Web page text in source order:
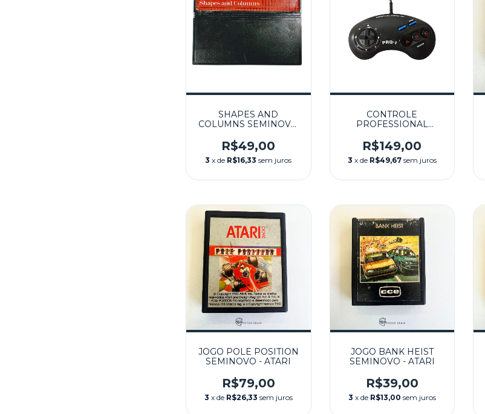
SHAPES AND
COLUMNS SEMINOVO
R$49,00
3 x de R$16,33 sem juros
CONTROLE
PROFESSIONAL
SEMINOVO -
ATARI/MASTER
SYSTEM
R$149,00
3 x de R$49,67 sem juros
JOGO POLE POSITION
SEMINOVO - ATARI
R$79,00
3 x de R$26,33 sem juros
JOGO BANK HEIST
SEMINOVO - ATARI
R$39,00
3 x de R$13,00 sem juros